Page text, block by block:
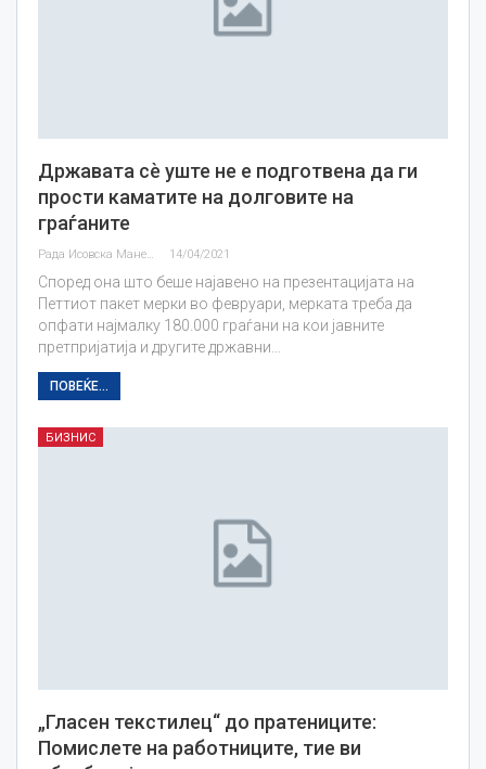
Државата сѐ уште не е подготвена да ги
прости каматите на долговите на
граѓаните
Рада Исовска Маневска 14/04/2021
Според она што беше најавено на презентацијата на
Петтиот пакет мерки во февруари, мерката треба да
опфати најмалку 180.000 граѓани на кои јавните
претпријатија и другите државни…
ПОВЕЌЕ...
БИЗНИС
„Гласен текстилец“ до пратениците:
Помислете на работниците, тие ви